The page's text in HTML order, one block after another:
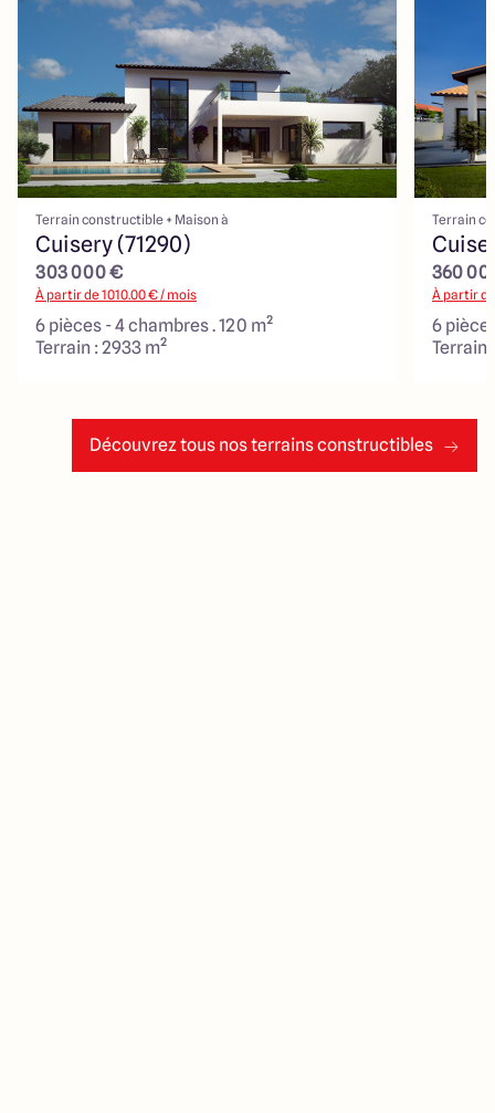
Terrain constructible + Maison à
Cuisery (71290)
303 000 €
À partir de1010.00€ / mois
6 pièces - 4 chambres . 120 m²
Terrain : 2933 m²
Terrain
360
À partir
6
Terrain
Découvrez tous nos terrains constructibles